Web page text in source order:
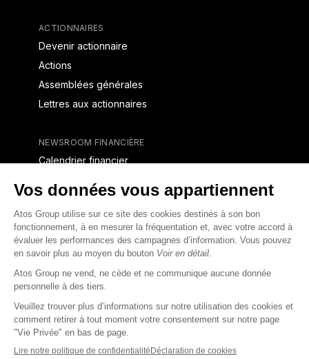
ACTIONNAIRES
Devenir actionnaire
Actions
Assemblées générales
Lettres aux actionnaires
NEWSROOM FINANCIÈRE
Calendrier financier
CAPITAL & DETTE
Structure financière
Opérations financières
Couverture des analystes
Rapports financiers destinés aux créanciers